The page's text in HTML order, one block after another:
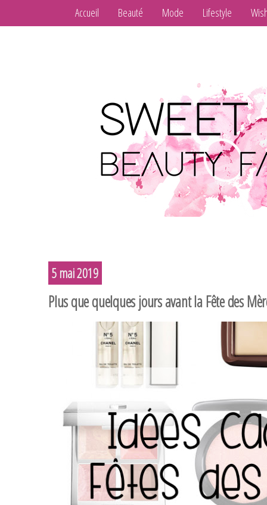
Accueil Beauté Mode Lifestyle
5 mai 2019
Plus que quelques jours avant la Fête des